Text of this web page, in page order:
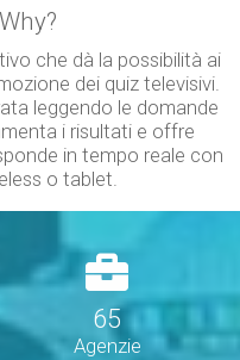
che dà la possibilità ai
dei quiz televisivi.
leggendo le domande
i risultati e offre
in tempo reale con
o tablet.
65
Agenzie